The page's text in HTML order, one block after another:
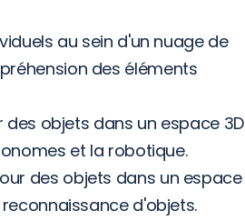
au sein d'un nuage de
des éléments
objets dans un espace 3D
et la robotique.
des objets dans un espace
d'objets.